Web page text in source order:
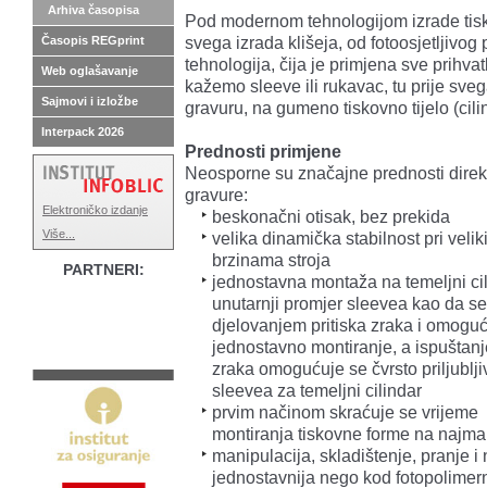
Pod modernom tehnologijom izrade
svega izrada klišeja, od fotoosjetljivog
tehnologija, čija je primjena sve
kažemo sleeve ili rukavac, tu prije
gravuru, na gumeno tiskovno tijelo
Prednosti primjene
Neosporne su značajne prednosti
gravure:
beskonačni otisak, bez prekida
velika dinamička stabilnost pri
brzinama stroja
jednostavna montaža na temeljni
unutarnji promjer sleevea kao da
djelovanjem pritiska zraka i
jednostavno montiranje, a
zraka omogućuje se čvrsto
sleevea za temeljni cilindar
prvim načinom skraćuje se vrijeme
montiranja tiskovne forme na
manipulacija, skladištenje, pranje
jednostavnija nego kod
Arhiva časopisa
Časopis REGprint
Web oglašavanje
Sajmovi i izložbe
Interpack 2026
Elektroničko izdanje
Više...
PARTNERI: